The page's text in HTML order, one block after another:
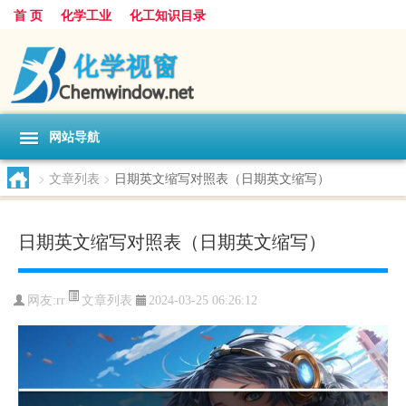
首 页 化学工业 化工知识目录
网站导航
> 文章列表 > 日期英文缩写对照表（日期英文缩写）
日期英文缩写对照表（日期英文缩写）
网友:rr 文章列表 2024-03-25 06:26:12